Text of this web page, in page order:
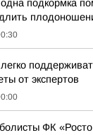
подкормка
от экспертов
ФК